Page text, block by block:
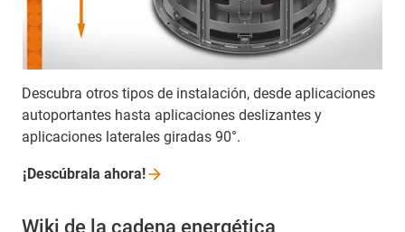
Descubra otros tipos de instalación, desde aplicaciones
autoportantes hasta aplicaciones deslizantes y
aplicaciones laterales giradas 90°.
¡Descúbrala ahora!
Wiki de la cadena energética